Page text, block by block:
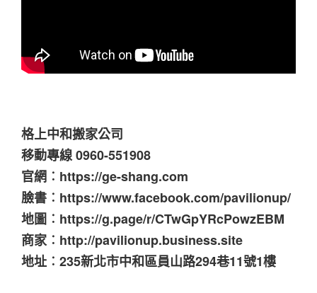
格上中和搬家公司
移動專線 0960-551908
官網︰https://ge-shang.com
臉書︰https://www.facebook.com/pavilionup/
地圖︰https://g.page/r/CTwGpYRcPowzEBM
商家︰http://pavilionup.business.site
地址︰235新北市中和區員山路294巷11號1樓